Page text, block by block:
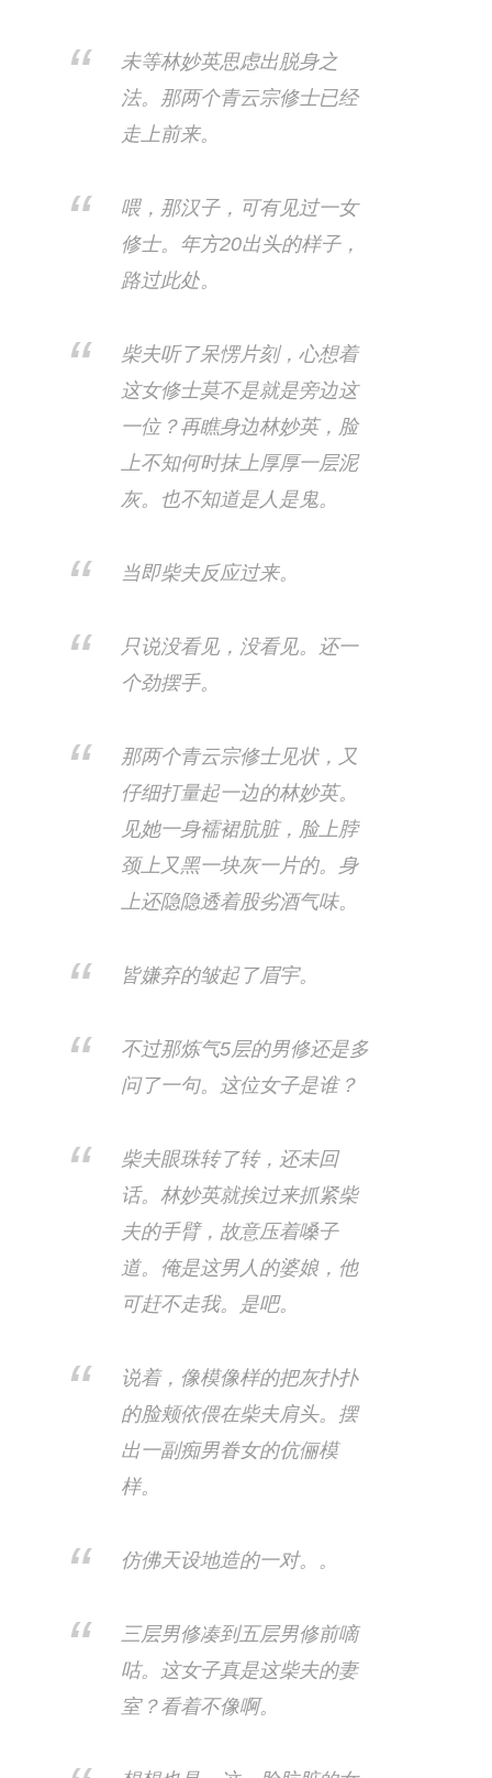
未等林妙英思虑出脱身之
法。那两个青云宗修士已经
走上前来。
喂，那汉子，可有见过一女
修士。年方20出头的样子，
路过此处。
柴夫听了呆愣片刻，心想着
这女修士莫不是就是旁边这
一位？再瞧身边林妙英，脸
上不知何时抹上厚厚一层泥
灰。也不知道是人是鬼。
当即柴夫反应过来。
只说没看见，没看见。还一
个劲摆手。
那两个青云宗修士见状，又
仔细打量起一边的林妙英。
见她一身襦裙肮脏，脸上脖
颈上又黑一块灰一片的。身
上还隐隐透着股劣酒气味。
皆嫌弃的皱起了眉宇。
不过那炼气5层的男修还是多
问了一句。这位女子是谁？
柴夫眼珠转了转，还未回
话。林妙英就挨过来抓紧柴
夫的手臂，故意压着嗓子
道。俺是这男人的婆娘，他
可赶不走我。是吧。
说着，像模像样的把灰扑扑
的脸颊依偎在柴夫肩头。摆
出一副痴男眷女的伉俪模
样。
仿佛天设地造的一对。。
三层男修凑到五层男修前嘀
咕。这女子真是这柴夫的妻
室？看着不像啊。